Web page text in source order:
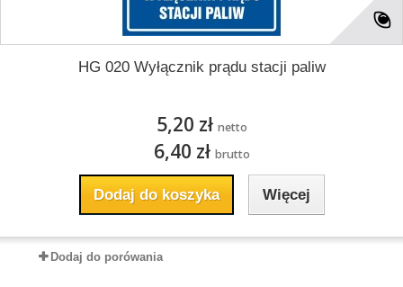
HG 020 Wyłącznik prądu stacji paliw
5,20 zł netto
6,40 zł brutto
Dodaj do koszyka Więcej
Dodaj do porówania